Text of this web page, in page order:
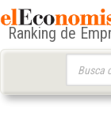
Ranking de